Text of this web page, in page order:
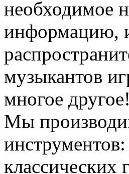
необходимое
информацию,
музыкантов
многое другое!
Мы
инструментов:
классических